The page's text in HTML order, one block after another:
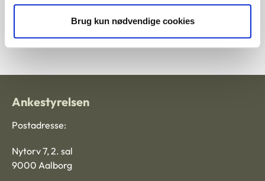
Brug kun nødvendige cookies
unormale levertal, medførte, at der ikke var tilstrækkelig
sikkerhed for, at et adoptionsforløb vil blive til barnets
Ankestyrelsen
Postadresse:
Nytorv 7, 2. sal
9000 Aalborg